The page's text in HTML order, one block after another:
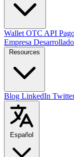
Wallet OTC API
Empresa
Blog LinkedIn
Español